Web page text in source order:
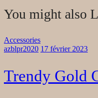
You might also
Accessories
azblpr2020 17 février 2023
Trendy Gold